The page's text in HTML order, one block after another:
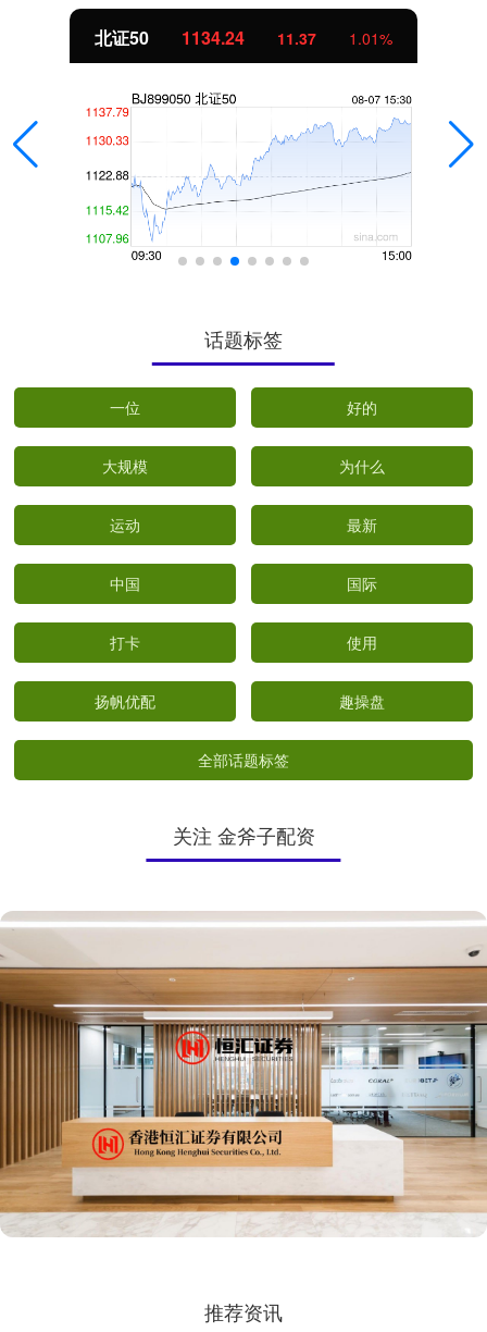
北证50 1134.24 11.37 1.01%
话题标签
一位 好的
大规模 为什么
运动 最新
中国 国际
打卡 使用
扬帆优配 趣操盘
全部话题标签
关注 金斧子配资
推荐资讯